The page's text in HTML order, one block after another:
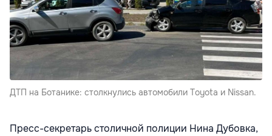
ДТП на Ботанике: столкнулись автомобили Toyota и Nissan.
Пресс-секретарь столичной полиции Нина Дубовка,